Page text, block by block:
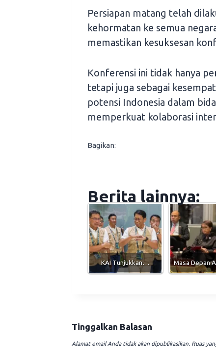
Persiapan matang telah
kehormatan ke semua
memastikan kesuksesan
Konferensi ini tidak hanya
tetapi juga sebagai
potensi Indonesia dalam
memperkuat kolaborasi
Bagikan:
Berita lainnya:
KAI Tunjukkan… Masa Depan
Tinggalkan Balasan
Alamat email Anda tidak akan dipublikasikan. Ruas